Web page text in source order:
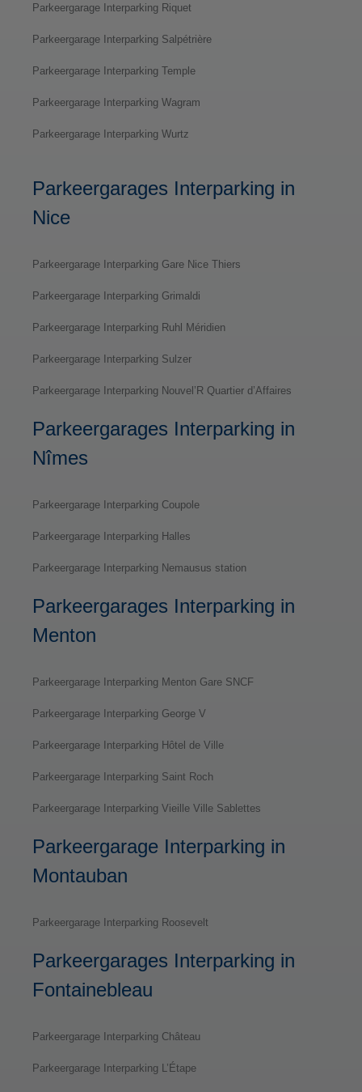
Parkeergarage Interparking Riquet
Parkeergarage Interparking Salpétrière
Parkeergarage Interparking Temple
Parkeergarage Interparking Wagram
Parkeergarage Interparking Wurtz
Parkeergarages Interparking in
Nice
Parkeergarage Interparking Gare Nice Thiers
Parkeergarage Interparking Grimaldi
Parkeergarage Interparking Ruhl Méridien
Parkeergarage Interparking Sulzer
Parkeergarage Interparking Nouvel’R Quartier d’Affaires
Parkeergarages Interparking in
Nîmes
Parkeergarage Interparking Coupole
Parkeergarage Interparking Halles
Parkeergarage Interparking Nemausus station
Parkeergarages Interparking in
Menton
Parkeergarage Interparking Menton Gare SNCF
Parkeergarage Interparking George V
Parkeergarage Interparking Hôtel de Ville
Parkeergarage Interparking Saint Roch
Parkeergarage Interparking Vieille Ville Sablettes
Parkeergarage Interparking in
Montauban
Parkeergarage Interparking Roosevelt
Parkeergarages Interparking in
Fontainebleau
Parkeergarage Interparking Château
Parkeergarage Interparking L’Étape